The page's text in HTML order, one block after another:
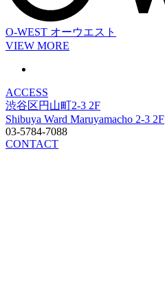
O-WEST オーウエスト
VIEW MORE
ACCESS
渋谷区円山町2-3 2F
Shibuya Ward Maruyamacho 2-3 2F
03-5784-7088
CONTACT